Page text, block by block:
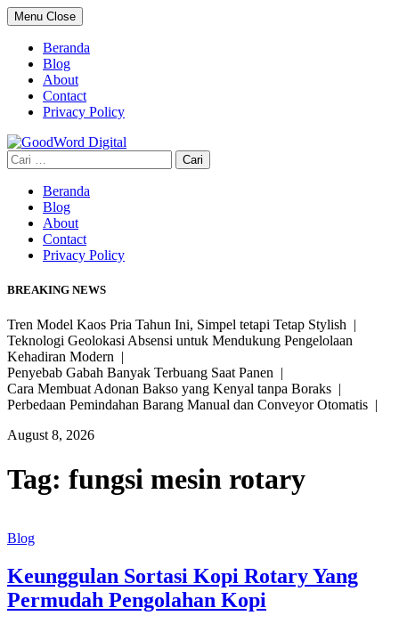
Skip
to
content
Menu Close
Beranda
Blog
About
Contact
Privacy Policy
Cari
untuk:
Beranda
Blog
About
Contact
Privacy Policy
BREAKING NEWS
Tren Model Kaos Pria Tahun Ini, Simpel tetapi Tetap Stylish |
Teknologi Geolokasi Absensi untuk Mendukung Pengelolaan
Kehadiran Modern |
Penyebab Gabah Banyak Terbuang Saat Panen |
Cara Membuat Adonan Bakso yang Kenyal tanpa Boraks |
Perbedaan Pemindahan Barang Manual dan Conveyor Otomatis |
August 8, 2026
Tag: fungsi mesin rotary
Blog
Keunggulan Sortasi Kopi Rotary Yang
Permudah Pengolahan Kopi